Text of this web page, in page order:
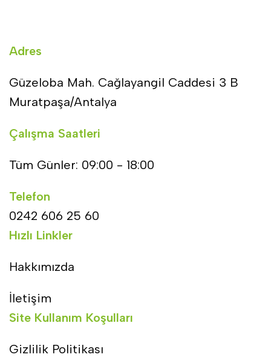
Adres
Güzeloba Mah. Cağlayangil Caddesi 3 B
Muratpaşa/Antalya
Çalışma Saatleri
Tüm Günler: 09:00 - 18:00
Telefon
0242 606 25 60
Hızlı Linkler
Hakkımızda
İletişim
Site Kullanım Koşulları
Gizlilik Politikası